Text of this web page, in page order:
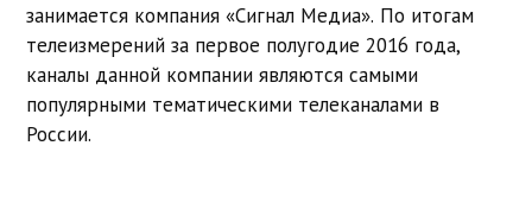
занимается компания «Сигнал Медиа». По итогам
телеизмерений за первое полугодие 2016 года,
каналы данной компании являются самыми
популярными тематическими телеканалами в
России.